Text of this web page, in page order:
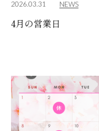
2026.03.31 NEWS
4月の営業日